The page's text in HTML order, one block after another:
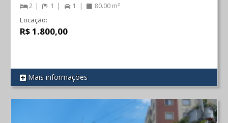
REF 404
2 1 1 80.00 m²
Locação:
R$ 1.800,00
Mais informações